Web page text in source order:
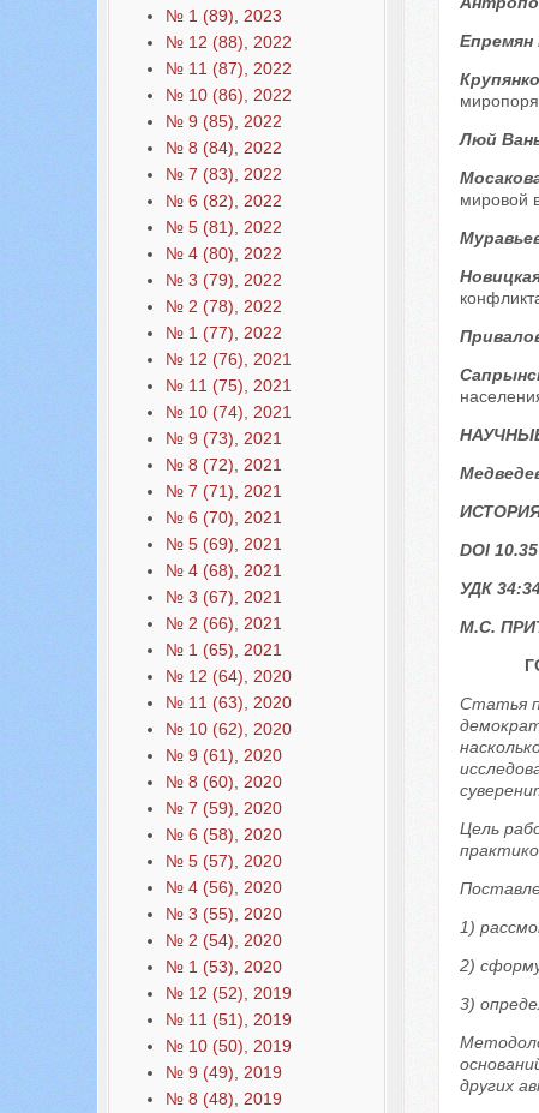
№ 1 (89), 2023
№ 12 (88), 2022
№ 11 (87), 2022
№ 10 (86), 2022
№ 9 (85), 2022
№ 8 (84), 2022
№ 7 (83), 2022
№ 6 (82), 2022
№ 5 (81), 2022
№ 4 (80), 2022
№ 3 (79), 2022
№ 2 (78), 2022
№ 1 (77), 2022
№ 12 (76), 2021
№ 11 (75), 2021
№ 10 (74), 2021
№ 9 (73), 2021
№ 8 (72), 2021
№ 7 (71), 2021
№ 6 (70), 2021
№ 5 (69), 2021
№ 4 (68), 2021
№ 3 (67), 2021
№ 2 (66), 2021
№ 1 (65), 2021
№ 12 (64), 2020
№ 11 (63), 2020
№ 10 (62), 2020
№ 9 (61), 2020
№ 8 (60), 2020
№ 7 (59), 2020
№ 6 (58), 2020
№ 5 (57), 2020
№ 4 (56), 2020
№ 3 (55), 2020
№ 2 (54), 2020
№ 1 (53), 2020
№ 12 (52), 2019
№ 11 (51), 2019
№ 10 (50), 2019
№ 9 (49), 2019
№ 8 (48), 2019
Епремян
Люй
мировой
DOI
УДК
М.С.
Статья
Цель
1)
2)
3)
других